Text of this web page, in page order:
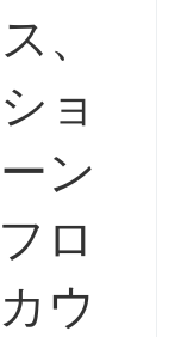
、
ョ
ン
ロ
ウ